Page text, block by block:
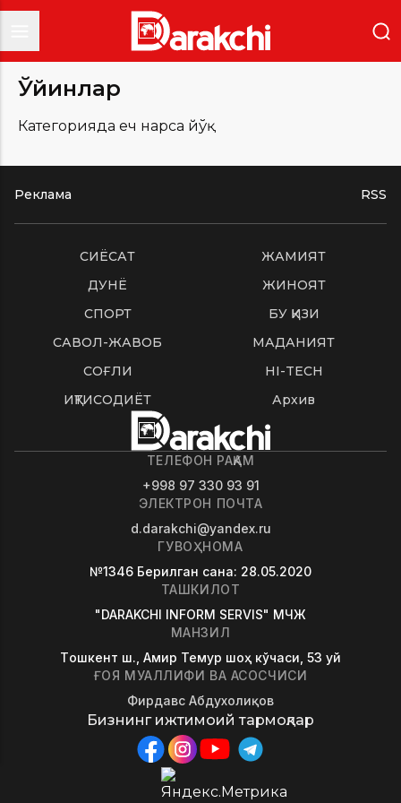
Ўйинлар
Категорияда ҳеч нарса йўқ
Реклама RSS
СИËСАТ
ЖАМИЯТ
ДУНË
ЖИНОЯТ
СПОРТ
БУ ҚИЗИҚ
САВОЛ-ЖАВОБ
МАДАНИЯТ
СОҒЛИҚ
HI-TECH
ИҚТИСОДИЁТ
Архив
ТЕЛЕФОН РАҚАМ
+998 97 330 93 91
ЭЛЕКТРОН ПОЧТА
d.darakchi@yandex.ru
ГУВОҲНОМА
№1346 Берилган сана: 28.05.2020
ТАШКИЛОТ
"DARAKCHI INFORM SERVIS" МЧЖ
МАНЗИЛ
Tошкент ш., Амир Темур шоҳ кўчаси, 53 уй
ҒОЯ МУАЛЛИФИ ВА АСОСЧИСИ
Фирдавс Абдухолиқов
Бизнинг ижтимоий тармоқлар